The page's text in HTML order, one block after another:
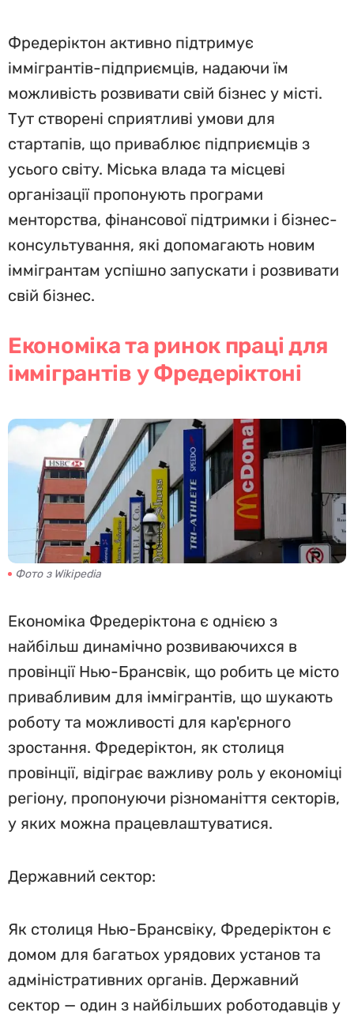
Фредеріктон активно підтримує
іммігрантів-підприємців, надаючи їм
можливість розвивати свій бізнес у місті.
Тут створені сприятливі умови для
стартапів, що приваблює підприємців з
усього світу. Міська влада та місцеві
організації пропонують програми
менторства, фінансової підтримки і бізнес-
консультування, які допомагають новим
іммігрантам успішно запускати і розвивати
свій бізнес.
Економіка та ринок праці для
іммігрантів у Фредеріктоні
Фото з Wikipedia
Економіка Фредеріктона є однією з
найбільш динамічно розвиваючихся в
провінції Нью-Брансвік, що робить це місто
привабливим для іммігрантів, що шукають
роботу та можливості для кар'єрного
зростання. Фредеріктон, як столиця
провінції, відіграє важливу роль у економіці
регіону, пропонуючи різноманіття секторів,
у яких можна працевлаштуватися.
Державний сектор:
Як столиця Нью-Брансвіку, Фредеріктон є
домом для багатьох урядових установ та
адміністративних органів. Державний
сектор — один з найбільших роботодавців у